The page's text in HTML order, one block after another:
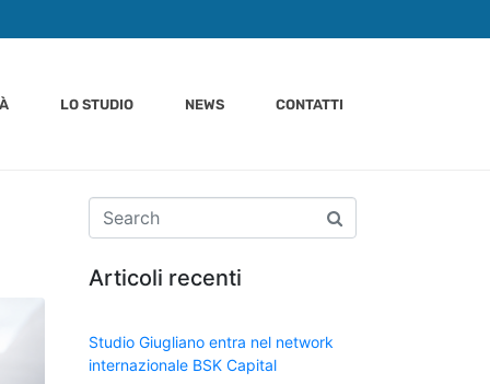
LO STUDIO NEWS CONTATTI
Articoli recenti
Studio Giugliano entra nel network
internazionale BSK Capital